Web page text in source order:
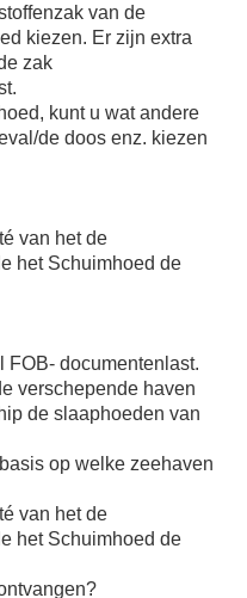
van de
kiezen. Er zijn extra
zak
kunt u wat andere
de doos enz. kiezen
van het de
het Schuimhoed de
FOB- documentenlast.
verschepende haven
de slaaphoeden van
op welke zeehaven
van het de
het Schuimhoed de